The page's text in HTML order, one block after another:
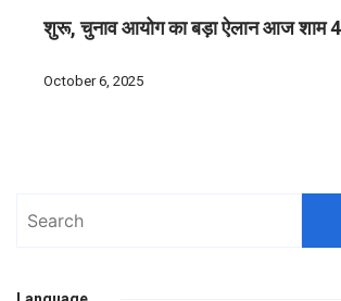
शुरू, चुनाव आयोग का बड़ा ऐलान आज शाम
October 6, 2025
Search